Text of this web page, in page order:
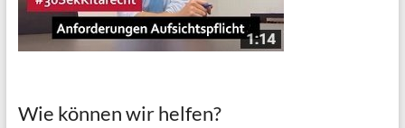
Wie können wir helfen?